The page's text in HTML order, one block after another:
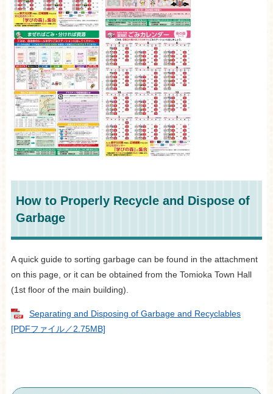
How to Properly Recycle and Dispose of
Garbage
A quick guide to sorting garbage can be found in the attachment
on this page, or it can be obtained from the Tomioka Town Hall
(1st floor of the main building).
Separating and Disposing of Garbage and Recyclables
[PDFファイル／2.75MB]